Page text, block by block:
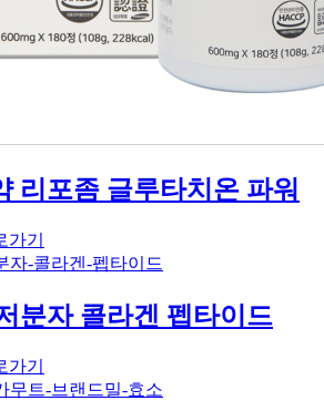
리포좀 글루타치온 파워
기
분자 콜라겐 펩타이드
기